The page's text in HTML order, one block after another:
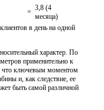
= 3,8 (4
месяца)
в день на одной
характер. По
применительно к
что ключевым моментом
и, как следствие, ее
быть самой различной